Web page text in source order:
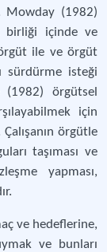
Mowday (1982)
birliği içinde ve
ile ve örgüt
sürdürme isteği
(1982) örgütsel
için
örgütle
taşıması ve
yapması,
ve hedeflerine,
ve bunları